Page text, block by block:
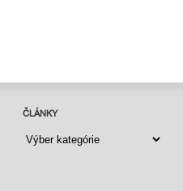
ČLÁNKY
ČLÁNKY